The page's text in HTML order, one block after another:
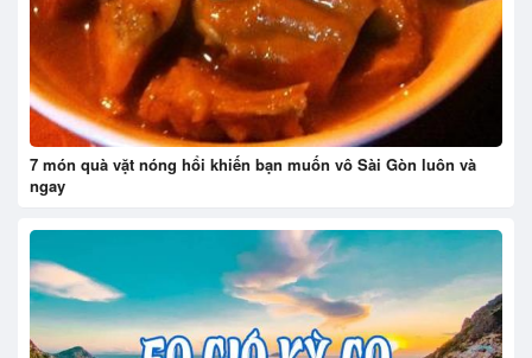
7 món quà vặt nóng hổi khiến bạn muốn vô Sài Gòn luôn và
ngay